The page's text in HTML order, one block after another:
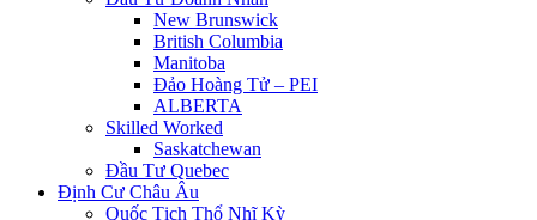
New Brunswick
British Columbia
Manitoba
Đảo Hoàng Tử – PEI
ALBERTA
Skilled Worked
Saskatchewan
Đầu Tư Quebec
Định Cư Châu Âu
Quốc Tịch Thổ Nhĩ Kỳ